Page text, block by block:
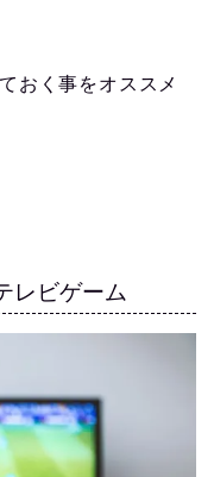
おく事をオススメ
レビゲーム